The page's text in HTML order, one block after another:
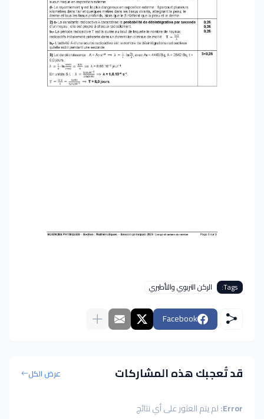
Tags: الركن التربوي والتأطيري
Facebook
قد تُعجبك هذه المشاركات عرض الكل
Error: لم يتم العثور على أي نتائج